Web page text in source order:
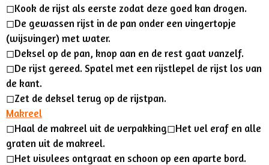
◻︎Kook de rijst als eerste zodat deze goed kan drogen.
◻︎De gewassen rijst in de pan onder een vingertopje
(wijsvinger) met water.
◻︎Deksel op de pan, knop aan en de rest gaat vanzelf.
◻︎De rijst gereed. Spatel met een rijstlepel de rijst los van
de kant.
◻︎Zet de deksel terug op de rijstpan.
Makreel
◻︎Haal de makreel uit de verpakking◻︎Het vel eraf en alle
graten uit de makreel.
◻︎Het visvlees ontgraat en schoon op een aparte bord.